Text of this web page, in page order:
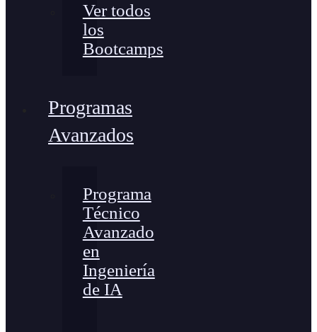
Ver todos
los
Bootcamps
Programas
Avanzados
Programa
Técnico
Avanzado
en
Ingeniería
de IA